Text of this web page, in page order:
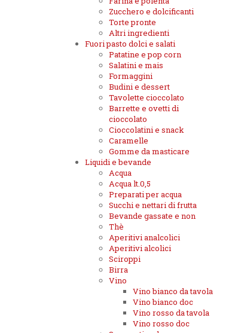
Zucchero e dolcificanti
Torte pronte
Altri ingredienti
Fuori pasto dolci e salati
Patatine e pop corn
Salatini e mais
Formaggini
Budini e dessert
Tavolette cioccolato
Barrette e ovetti di
cioccolato
Cioccolatini e snack
Caramelle
Gomme da masticare
Liquidi e bevande
Acqua
Acqua lt.0,5
Preparati per acqua
Succhi e nettari di frutta
Bevande gassate e non
Thè
Aperitivi analcolici
Aperitivi alcolici
Sciroppi
Birra
Vino
Vino bianco da tavola
Vino bianco doc
Vino rosso da tavola
Vino rosso doc